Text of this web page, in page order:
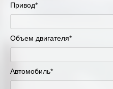
Привод*
Объем двигателя*
Автомобиль*